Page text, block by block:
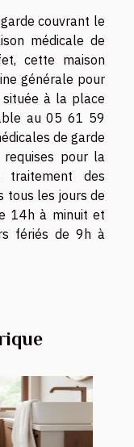
couvrant le
médicale de
cette maison
générale pour
à la place
au 05 61 59
de garde
pour la
des
tous les jours de
14h à minuit et
fériés de 9h à